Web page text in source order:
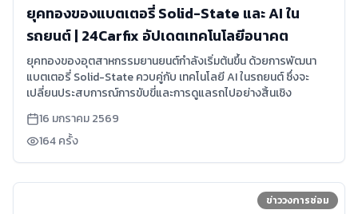
ยุคทองของแบตเตอรี่ Solid-State และ AI ใน
รถยนต์ | 24Carfix อัปเดตเทคโนโลยีอนาคต
ยุคทองของอุตสาหกรรมยานยนต์กำลังเริ่มต้นขึ้น ด้วยการพัฒนา
แบตเตอรี่ Solid-State ควบคู่กับ เทคโนโลยี AI ในรถยนต์ ซึ่งจะ
เปลี่ยนประสบการณ์การขับขี่และการดูแลรถไปอย่างสิ้นเชิง
16 มกราคม 2569
164ครั้ง
ข่าววงการซ่อม